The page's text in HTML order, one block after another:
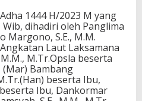
1444 H/2023 M yang
dihadiri oleh Panglima
Margono, S.E., M.M.
Laut Laksamana
M.Tr.Opsla beserta
Bambang
beserta Ibu,
Ibu, Dankormar